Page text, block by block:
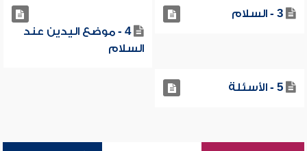
3 - السلام
4 - موضع اليدين عند
السلام
5 - الأسئلة